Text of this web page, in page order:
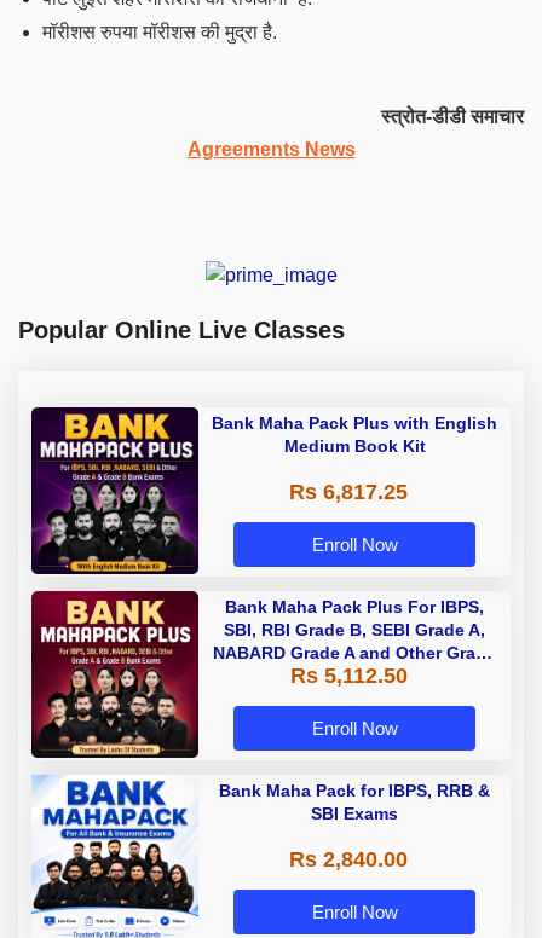
मॉरीशस रुपया मॉरीशस की मुद्रा है.
स्त्रोत-डीडी समाचार
Agreements News
Popular Online Live Classes
Bank Maha Pack Plus with English
Medium Book Kit
Rs 6,817.25
Enroll Now
Bank Maha Pack Plus For IBPS,
SBI, RBI Grade B, SEBI Grade A,
NABARD Grade A and Other Grade
A & Grade B Bank Exams
Rs 5,112.50
Enroll Now
Bank Maha Pack for IBPS, RRB &
SBI Exams
Rs 2,840.00
Enroll Now